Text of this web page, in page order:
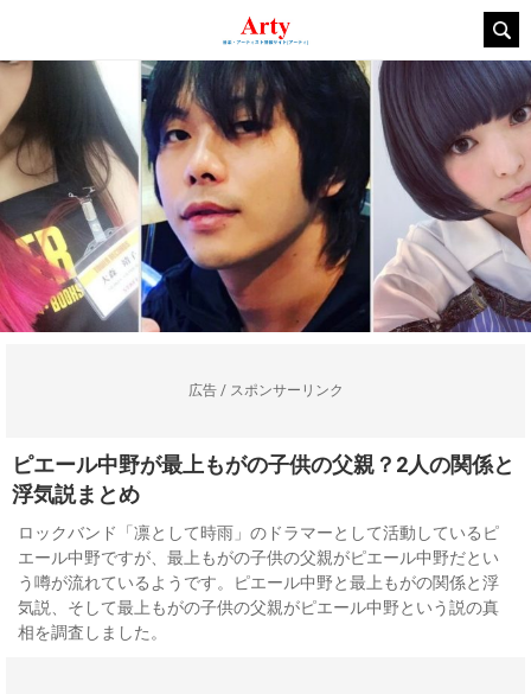
広告 / スポンサーリンク
ピエール中野が最上もがの子供の父親？2人の関係と
浮気説まとめ
ロックバンド「凛として時雨」のドラマーとして活動しているピ
エール中野ですが、最上もがの子供の父親がピエール中野だとい
う噂が流れているようです。ピエール中野と最上もがの関係と浮
気説、そして最上もがの子供の父親がピエール中野という説の真
相を調査しました。